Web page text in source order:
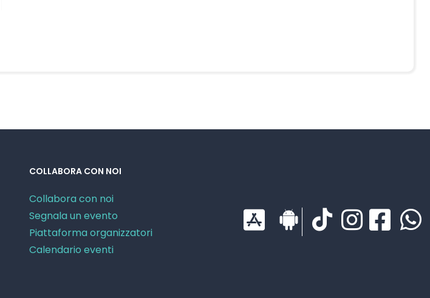
COLLABORA CON NOI
Collabora con noi
Segnala un evento
Piattaforma organizzatori
Calendario eventi